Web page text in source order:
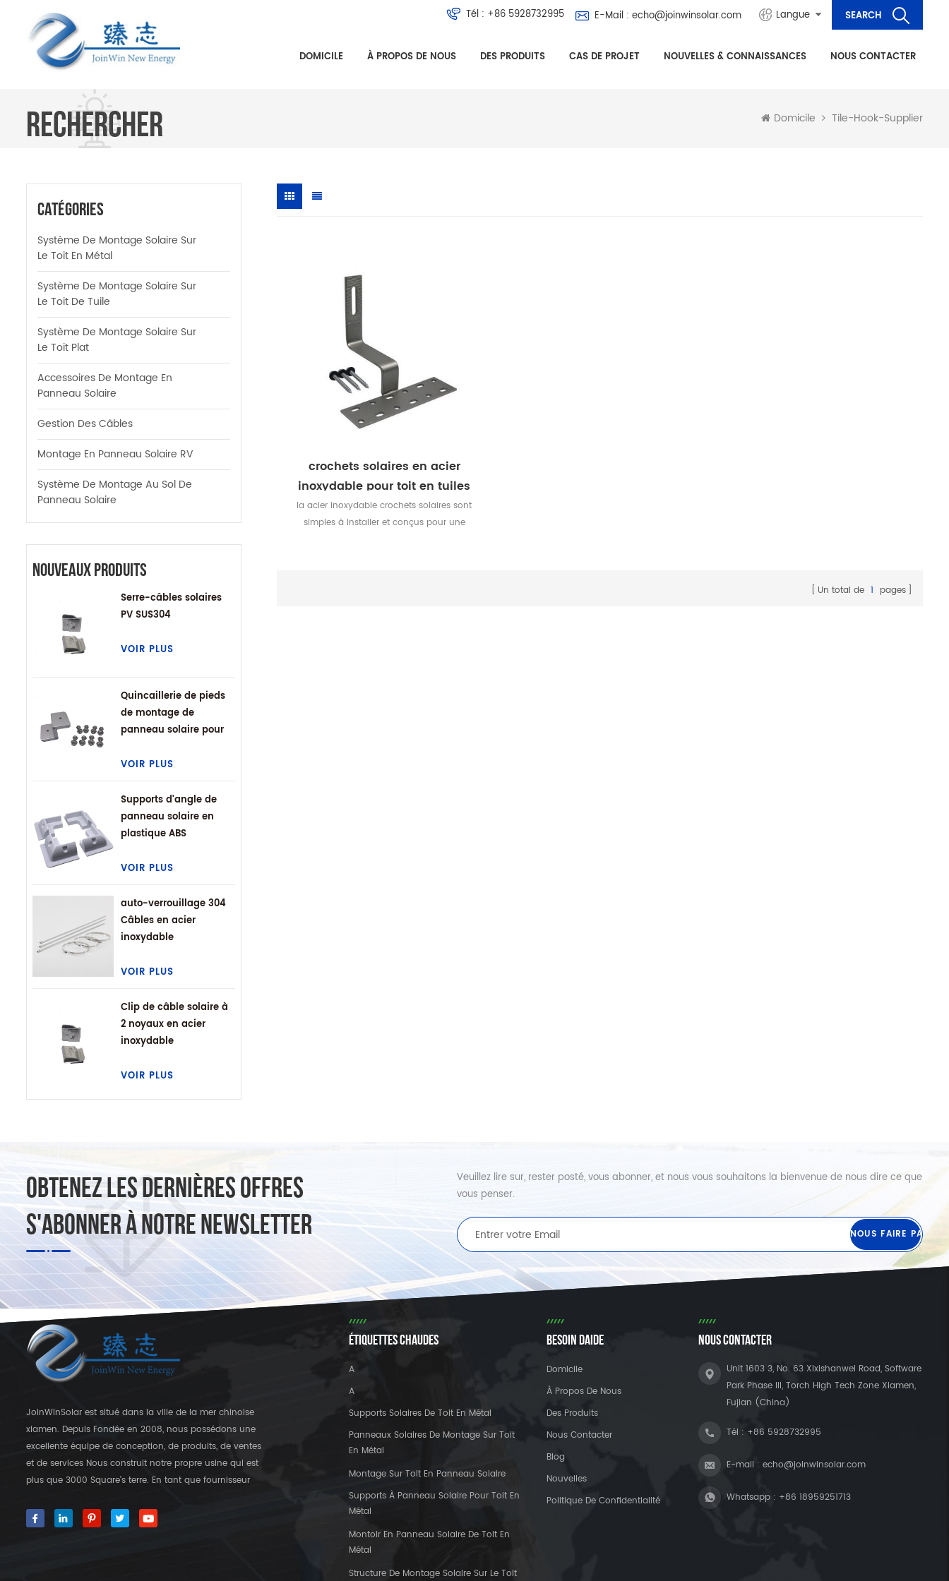
Langue
Tél : +86 5928732995 E-Mail : echo@joinwinsolar.com
DOMICILE À PROPOS DE NOUS DES PRODUITS CAS DE PROJET NOUVELLES & CONNAISSANCES NOUS CONTACTER
RECHERCHER Domicile Tile-Hook-Supplier
Catégories
Système De Montage Solaire Sur
Le Toit En Métal
Système De Montage Solaire Sur
Le Toit De Tuile
Système De Montage Solaire Sur
Le Toit Plat
Accessoires De Montage En
Panneau Solaire
Gestion Des Câbles
Montage En Panneau Solaire RV
Système De Montage Au Sol De
Panneau Solaire
Nouveaux Produits
Serre-câbles solaires
PV SUS304
VOIR PLUS
Quincaillerie de pieds
de montage de
panneau solaire pour
VOIR PLUS
Supports d'angle de
panneau solaire en
plastique ABS
VOIR PLUS
auto-verrouillage 304
Câbles en acier
inoxydable
VOIR PLUS
Clip de câble solaire à
2 noyaux en acier
inoxydable
VOIR PLUS
crochets solaires en acier
inoxydable pour toit en tuiles
la acier inoxydable crochets solaires sont
simples à installer et conçus pour une
Un total de 1 pages
OBTENEZ LES DERNIÈRES OFFRES
S'ABONNER À NOTRE NEWSLETTER
Veuillez lire sur, rester posté, vous abonner, et nous vous souhaitons la bienvenue de nous dire ce que
vous penser.
JoinWinSolar est situé dans la ville de la mer chinoise
xiamen. Depuis Fondée en 2008, nous possédons une
excellente équipe de conception, de produits, de ventes
et de services Nous construit notre propre usine qui est
plus que 3000 Square's terre. En tant que fournisseur
créé une valeur ajoutée pour les clients autour du monde
World. ◆ notre produit JoinwinSolar Les produits
ÉTIQUETTES CHAUDES
A
A
Supports Solaires De Toit En Métal
Panneaux Solaires De Montage Sur Toit
En Métal
Montage Sur Toit En Panneau Solaire
Supports À Panneau Solaire Pour Toit En
Métal
Montoir En Panneau Solaire De Toit En
Métal
Structure De Montage Solaire Sur Le Toit
BESOIN DAIDE
Domicile
À Propos De Nous
Des Produits
Nous Contacter
Blog
Nouvelles
Politique De Confidentialité
NOUS CONTACTER
Unit 1603 3, No. 63 Xixishanwei Road, Software
Park Phase III, Torch High Tech Zone Xiamen,
Fujian (China)
Tél : +86 5928732995
E-mail :echo@joinwinsolar.com
Whatsapp : +86 18959251713